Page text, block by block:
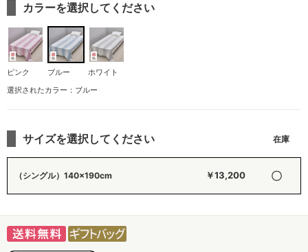
カラーを選択してください
ピンク ブルー
ホワイト
選択されたカラー：ブルー
サイズを選択してください
（シングル）140×190cm ￥13,200 〇